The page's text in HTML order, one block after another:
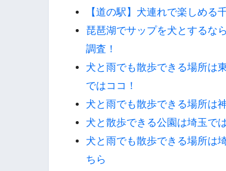
【道の駅】犬連れで楽しめる
琵琶湖でサップを犬とするな
調査！
犬と雨でも散歩できる場所は
ではココ！
犬と雨でも散歩できる場所は
犬と散歩できる公園は埼玉で
犬と雨でも散歩できる場所は
ちら